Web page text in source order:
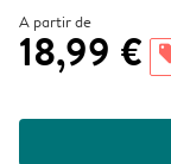
A partir de
18,99 €